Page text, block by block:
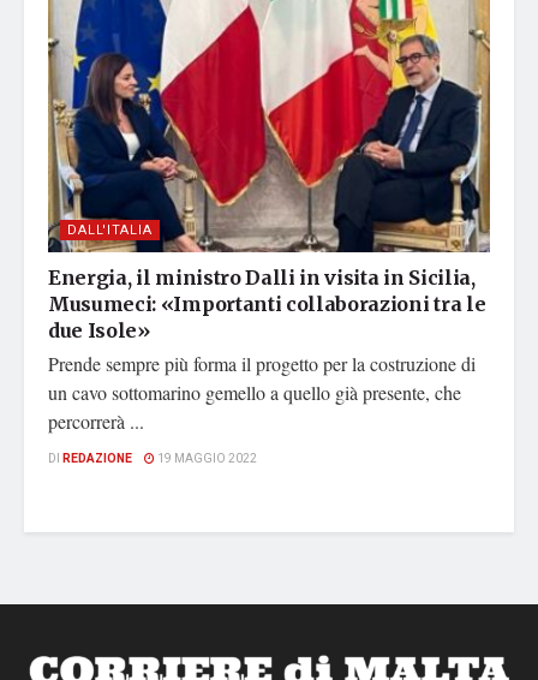
DALL'ITALIA
Energia, il ministro Dalli in visita in Sicilia,
Musumeci: «Importanti collaborazioni tra le
due Isole»
Prende sempre più forma il progetto per la costruzione di
un cavo sottomarino gemello a quello già presente, che
percorrerà ...
DI REDAZIONE 19 MAGGIO 2022